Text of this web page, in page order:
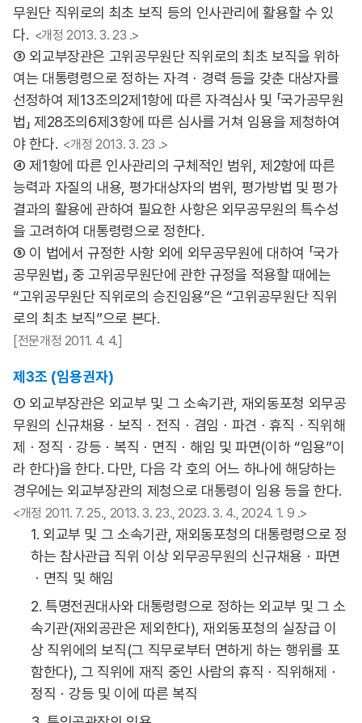
무원단 직위로의 최초 보직 등의 인사관리에 활용할 수 있
다. <개정 2013. 3. 23 .>
③ 외교부장관은 고위공무원단 직위로의 최초 보직을 위하
여는 대통령령으로 정하는 자격ㆍ경력 등을 갖춘 대상자를
선정하여 제13조의2제1항에 따른 자격심사 및 「국가공무원
법」 제28조의6제3항에 따른 심사를 거쳐 임용을 제청하여
야 한다. <개정 2013. 3. 23 .>
④ 제1항에 따른 인사관리의 구체적인 범위, 제2항에 따른
능력과 자질의 내용, 평가대상자의 범위, 평가방법 및 평가
결과의 활용에 관하여 필요한 사항은 외무공무원의 특수성
을 고려하여 대통령령으로 정한다.
⑤ 이 법에서 규정한 사항 외에 외무공무원에 대하여 「국가
공무원법」 중 고위공무원단에 관한 규정을 적용할 때에는
“고위공무원단 직위로의 승진임용”은 “고위공무원단 직위
로의 최초 보직”으로 본다.
[전문개정 2011. 4. 4.]
제3조 (임용권자)
① 외교부장관은 외교부 및 그 소속기관, 재외동포청 외무공
무원의 신규채용ㆍ보직ㆍ전직ㆍ겸임ㆍ파견ㆍ휴직ㆍ직위해
제ㆍ정직ㆍ강등ㆍ복직ㆍ면직ㆍ해임 및 파면(이하 “임용”이
라 한다)을 한다. 다만, 다음 각 호의 어느 하나에 해당하는
경우에는 외교부장관의 제청으로 대통령이 임용 등을 한다.
<개정 2011. 7. 25., 2013. 3. 23., 2023. 3. 4., 2024. 1. 9 .>
1. 외교부 및 그 소속기관, 재외동포청의 대통령령으로 정
하는 참사관급 직위 이상 외무공무원의 신규채용ㆍ파면
ㆍ면직 및 해임
2. 특명전권대사와 대통령령으로 정하는 외교부 및 그 소
속기관(재외공관은 제외한다), 재외동포청의 실장급 이
상 직위에의 보직(그 직무로부터 면하게 하는 행위를 포
함한다), 그 직위에 재직 중인 사람의 휴직ㆍ직위해제ㆍ
정직ㆍ강등 및 이에 따른 복직